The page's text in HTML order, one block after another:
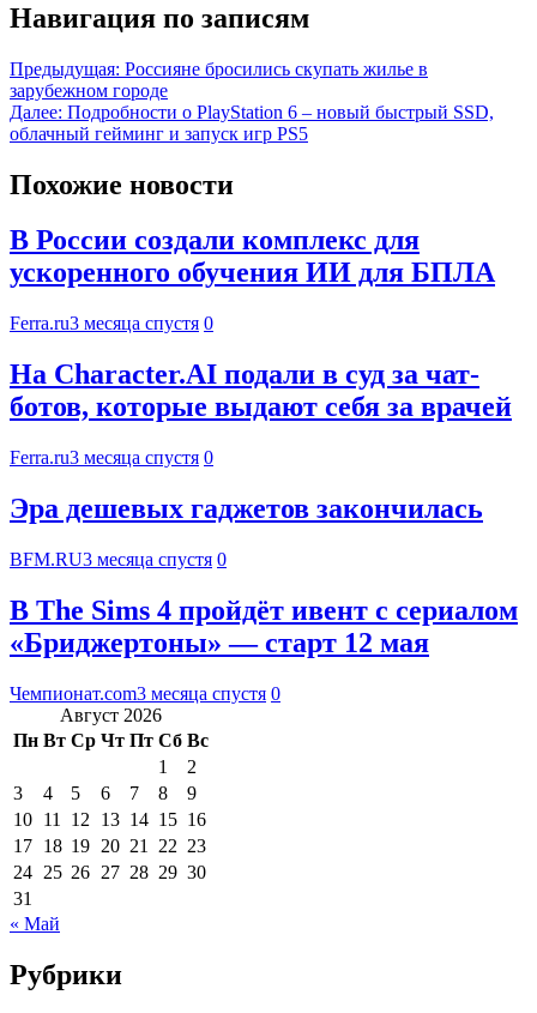
Навигация по записям
Предыдущая: Россияне бросились скупать жилье в
зарубежном городе
Далее: Подробности о PlayStation 6 – новый быстрый SSD,
облачный гейминг и запуск игр PS5
Похожие новости
В России создали комплекс для
ускоренного обучения ИИ для БПЛА
Ferra.ru3 месяца спустя 0
На Character.AI подали в суд за чат-
ботов, которые выдают себя за врачей
Ferra.ru3 месяца спустя 0
Эра дешевых гаджетов закончилась
BFM.RU3 месяца спустя 0
В The Sims 4 пройдёт ивент с сериалом
«Бриджертоны» — старт 12 мая
Чемпионат.com3 месяца спустя 0
Август 2026
Пн Вт Ср Чт Пт Сб Вс
1
2
3
4 5 6 7 8
9
10 11 12 13 14 15 16
17 18 19 20 21 22 23
24 25 26 27 28 29 30
31
« Май
Рубрики